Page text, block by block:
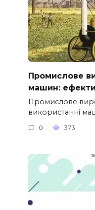
Промислове
машин:
Промислове
використанні
0 373